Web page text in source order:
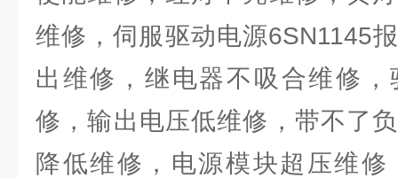
维修，伺服驱动电源6SN1145
出维修，继电器不吸合维修，
修，输出电压低维修，带不了
降低维修，电源模块超压维